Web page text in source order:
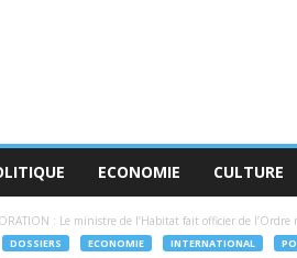
ECONOMIE CULTURE
: Le ministre de l’Habitat fait officier de l’Ordre
DOSSIERS ECONOMIE INTERNATIONAL